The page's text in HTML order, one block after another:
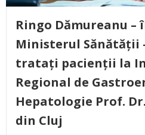
Ringo Dămureanu
Ministerul Sănătății
tratați pacienții la
Regional de
Hepatologie Prof.
din Cluj